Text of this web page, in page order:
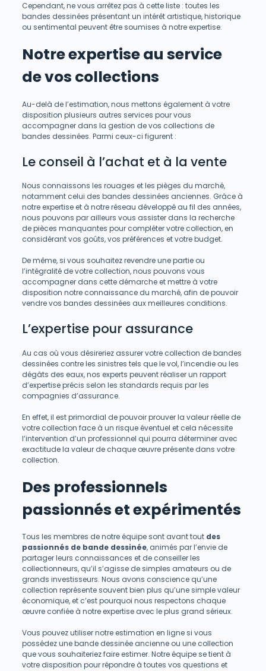
Cependant, ne vous arrêtez pas à cette liste : toutes les
bandes dessinées présentant un intérêt artistique, historique
ou sentimental peuvent être soumises à notre expertise.
Notre expertise au service
de vos collections
Au-delà de l’estimation, nous mettons également à votre
disposition plusieurs autres services pour vous
accompagner dans la gestion de vos collections de
bandes dessinées. Parmi ceux-ci figurent :
Le conseil à l’achat et à la vente
Nous connaissons les rouages et les pièges du marché,
notamment celui des bandes dessinées anciennes. Grâce à
notre expertise et à notre réseau développé au fil des années,
nous pouvons par ailleurs vous assister dans la recherche
de pièces manquantes pour compléter votre collection, en
considérant vos goûts, vos préférences et votre budget.
De même, si vous souhaitez revendre une partie ou
l’intégralité de votre collection, nous pouvons vous
accompagner dans cette démarche et mettre à votre
disposition notre connaissance du marché, afin de pouvoir
vendre vos bandes dessinées aux meilleures conditions.
L’expertise pour assurance
Au cas où vous désireriez assurer votre collection de bandes
dessinées contre les sinistres tels que le vol, l’incendie ou les
dégâts des eaux, nos experts peuvent réaliser un rapport
d’expertise précis selon les standards requis par les
compagnies d’assurance.
En effet, il est primordial de pouvoir prouver la valeur réelle de
votre collection face à un risque éventuel et cela nécessite
l’intervention d’un professionnel qui pourra déterminer avec
exactitude la valeur de chaque œuvre présente dans votre
collection.
Des professionnels
passionnés et expérimentés
Tous les membres de notre équipe sont avant tout des
passionnés de bande dessinée, animés par l’envie de
partager leurs connaissances et de conseiller les
collectionneurs, qu’il s’agisse de simples amateurs ou de
grands investisseurs. Nous avons conscience qu’une
collection représente souvent bien plus qu’une simple valeur
économique, et c’est pourquoi nous respectons chaque
œuvre confiée à notre expertise avec le plus grand sérieux.
Vous pouvez utiliser notre estimation en ligne si vous
possédez une bande dessinée ancienne ou une collection
que vous souhaiteriez faire estimer. Notre équipe se tient à
votre disposition pour répondre à toutes vos questions et